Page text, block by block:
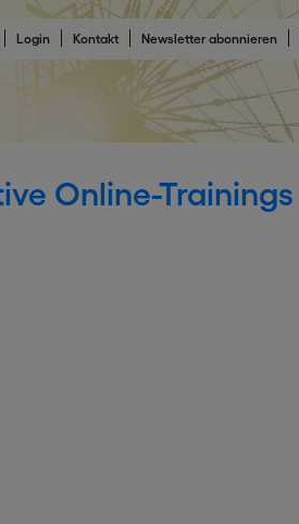
Login Kontakt Newsletter abonnieren
Online-Trainings